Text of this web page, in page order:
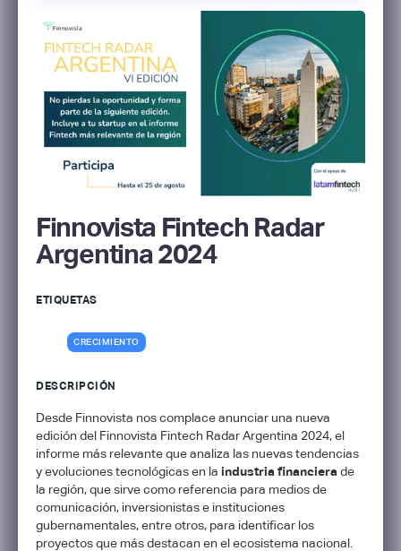
Finnovista Fintech Radar
Argentina 2024
ETIQUETAS
CRECIMIENTO
DESCRIPCIÓN
Desde Finnovista nos complace anunciar una nueva
edición del Finnovista Fintech Radar Argentina 2024, el
informe más relevante que analiza las nuevas tendencias
y evoluciones tecnológicas en la industria financiera de
la región, que sirve como referencia para medios de
comunicación, inversionistas e instituciones
gubernamentales, entre otros, para identificar los
proyectos que más destacan en el ecosistema nacional.